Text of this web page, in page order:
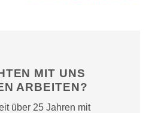
MIT UNS
ARBEITEN?
über 25 Jahren mit